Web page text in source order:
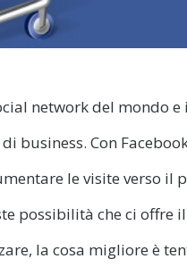
network del mondo
business. Con
le visite verso il
possibilità che ci offre
la cosa migliore è